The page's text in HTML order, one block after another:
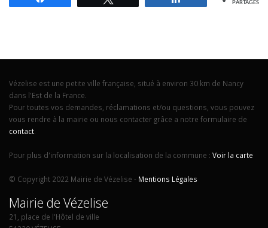
PARTAGES
Vézelise est une petite ville française, situé à environ 30 km de Nancy
dans l'Est de la France.
Pour toutes vos demandes, réclamations et/ou questions, vous pouvez
vous rendre à la mairie ou nous contacter grâce a notre formulaire de
contact.
Pour plus d'information sur la localisation de la commune : Voir la carte
© Copyright 2022 Mairie de Vézelise - Mentions Légales
Mairie de Vézelise
21, place de l'Hôtel de ville